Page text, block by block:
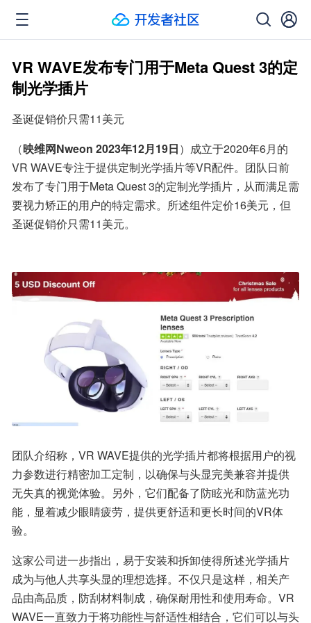
VR WAVE发布专门用于Meta Quest 3的定
制光学插片
圣诞促销价只需11美元
（映维网Nweon 2023年12月19日）成立于2020年6月的
VR WAVE专注于提供定制光学插片等VR配件。团队日前
发布了专门用于Meta Quest 3的定制光学插片，从而满足需
要视力矫正的用户的特定需求。所述组件定价16美元，但
圣诞促销价只需11美元。
团队介绍称，VR WAVE提供的光学插片都将根据用户的视
力参数进行精密加工定制，以确保与头显完美兼容并提供
无失真的视觉体验。另外，它们配备了防眩光和防蓝光功
能，显着减少眼睛疲劳，提供更舒适和更长时间的VR体
验。
这家公司进一步指出，易于安装和拆卸使得所述光学插片
成为与他人共享头显的理想选择。不仅只是这样，相关产
品由高品质，防刮材料制成，确保耐用性和使用寿命。VR
WAVE一直致力于将功能性与舒适性相结合，它们可以与头